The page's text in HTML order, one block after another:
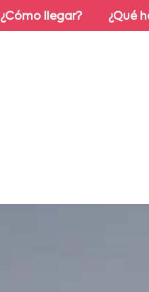
¿Cómo llegar? ¿Qué